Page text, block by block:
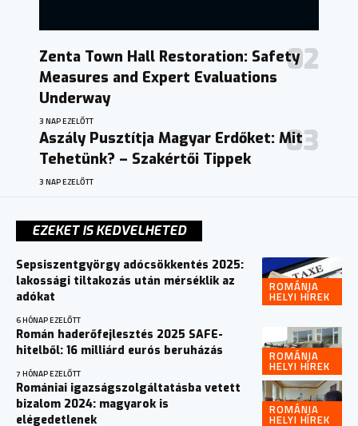
Zenta Town Hall Restoration: Safety
Measures and Expert Evaluations
Underway
3 NAP EZELŐTT
Aszály Pusztítja Magyar Erdőket: Mit
Tehetünk? – Szakértői Tippek
3 NAP EZELŐTT
EZEKET IS KEDVELHETED
ROMÁNIA
HELYI HÍREK
Sepsiszentgyörgy adócsökkentés 2025:
lakossági tiltakozás után mérséklik az
adókat
6 HÓNAP EZELŐTT
ROMÁNIA
HELYI HÍREK
Román haderőfejlesztés 2025 SAFE-
hitelből: 16 milliárd eurós beruházás
7 HÓNAP EZELŐTT
ROMÁNIA
HELYI HÍREK
Romániai igazságszolgáltatásba vetett
bizalom 2024: magyarok is
elégedetlenek